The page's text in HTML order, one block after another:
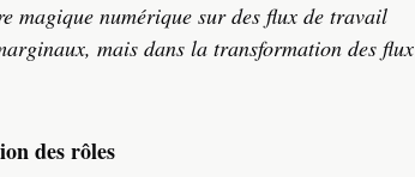
magique numérique sur des flux de travail
mais dans la transformation des flux
des rôles